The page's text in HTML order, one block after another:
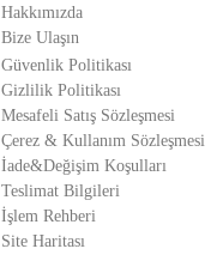
Hakkımızda
Bize Ulaşın
Güvenlik Politikası
Gizlilik Politikası
Mesafeli Satış Sözleşmesi
Çerez & Kullanım Sözleşmesi
İade&Değişim Koşulları
Teslimat Bilgileri
İşlem Rehberi
Site Haritası